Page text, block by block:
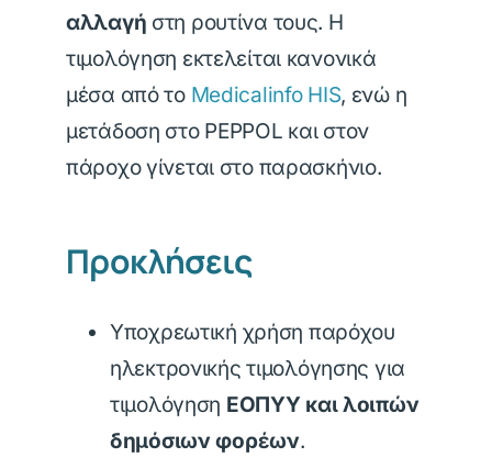
αλλαγή στη ρουτίνα τους. Η
τιμολόγηση εκτελείται κανονικά
μέσα από το Medicalinfo HIS, ενώ η
μετάδοση στο PEPPOL και στον
πάροχο γίνεται στο παρασκήνιο.
Προκλήσεις
Υποχρεωτική χρήση παρόχου
ηλεκτρονικής τιμολόγησης για
τιμολόγηση ΕΟΠΥΥ και λοιπών
δημόσιων φορέων.